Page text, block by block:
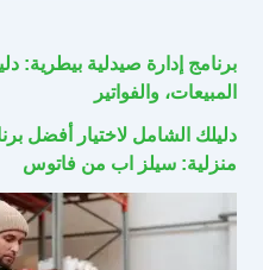
برنامج إدارة صيدلية بيطرية:
المبيعات، والفواتير
دليلك الشامل لاختيار أفضل
منزلية: سيلز اب من فاتوس